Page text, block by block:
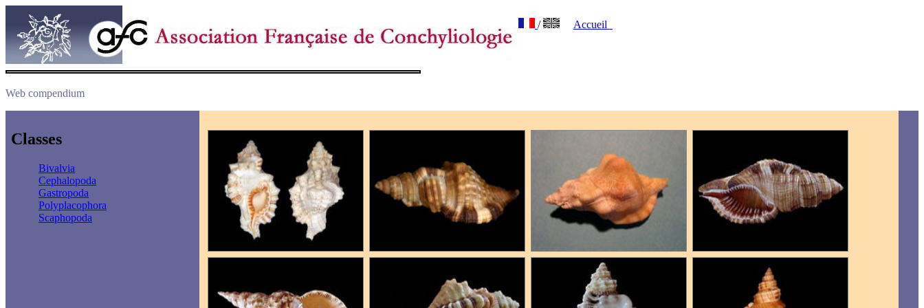
/ Accueil
Web compendium
Classes
Bivalvia
Cephalopoda
Gastropoda
Polyplacophora
Scaphopoda